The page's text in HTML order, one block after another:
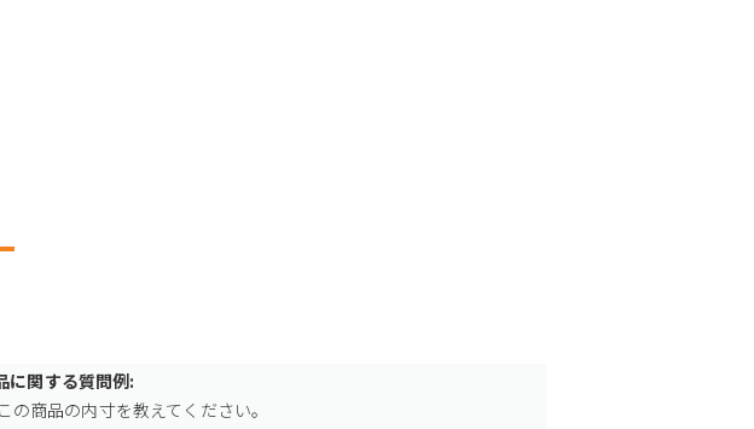
に関する質問例:
この商品の内寸を教えてください。